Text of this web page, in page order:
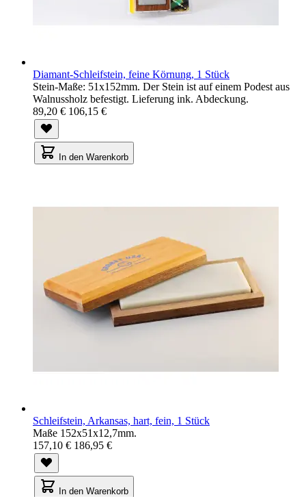
Diamant-Schleifstein, feine Körnung, 1 Stück
Stein-Maße: 51x152mm. Der Stein ist auf einem Podest aus
Walnussholz befestigt. Lieferung ink. Abdeckung.
89,20 € 106,15 €
In den Warenkorb
Schleifstein, Arkansas, hart, fein, 1 Stück
Maße 152x51x12,7mm.
157,10 € 186,95 €
In den Warenkorb